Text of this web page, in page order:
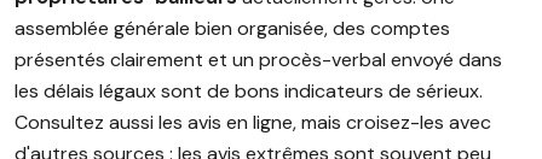
assemblée générale bien organisée, des comptes
présentés clairement et un procès-verbal envoyé dans
les délais légaux sont de bons indicateurs de sérieux.
Consultez aussi les avis en ligne, mais croisez-les avec
d'autres sources : les avis extrêmes sont souvent peu